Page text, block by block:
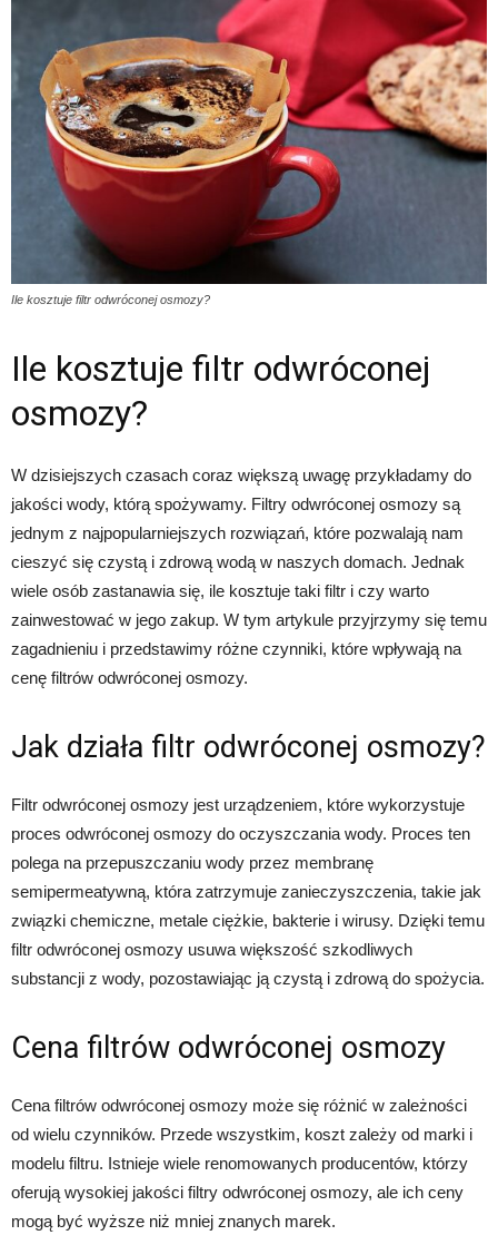
Ile kosztuje filtr odwróconej osmozy?
Ile kosztuje filtr odwróconej
osmozy?
W dzisiejszych czasach coraz większą uwagę przykładamy do
jakości wody, którą spożywamy. Filtry odwróconej osmozy są
jednym z najpopularniejszych rozwiązań, które pozwalają nam
cieszyć się czystą i zdrową wodą w naszych domach. Jednak
wiele osób zastanawia się, ile kosztuje taki filtr i czy warto
zainwestować w jego zakup. W tym artykule przyjrzymy się temu
zagadnieniu i przedstawimy różne czynniki, które wpływają na
cenę filtrów odwróconej osmozy.
Jak działa filtr odwróconej osmozy?
Filtr odwróconej osmozy jest urządzeniem, które wykorzystuje
proces odwróconej osmozy do oczyszczania wody. Proces ten
polega na przepuszczaniu wody przez membranę
semipermeatywną, która zatrzymuje zanieczyszczenia, takie jak
związki chemiczne, metale ciężkie, bakterie i wirusy. Dzięki temu
filtr odwróconej osmozy usuwa większość szkodliwych
substancji z wody, pozostawiając ją czystą i zdrową do spożycia.
Cena filtrów odwróconej osmozy
Cena filtrów odwróconej osmozy może się różnić w zależności
od wielu czynników. Przede wszystkim, koszt zależy od marki i
modelu filtru. Istnieje wiele renomowanych producentów, którzy
oferują wysokiej jakości filtry odwróconej osmozy, ale ich ceny
mogą być wyższe niż mniej znanych marek.